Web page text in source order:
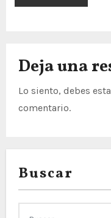
a
d
a
Deja una
Lo siento, debes
comentario.
Buscar